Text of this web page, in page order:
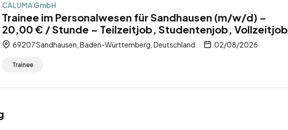
CALUMA GmbH
Trainee im Personalwesen für Sandhausen (m/w/d) –
20,00 € / Stunde – Teilzeitjob, Studentenjob, Vollzeitjob
69207 Sandhausen, Baden-Württemberg, Deutschland 02/08/2026
Trainee